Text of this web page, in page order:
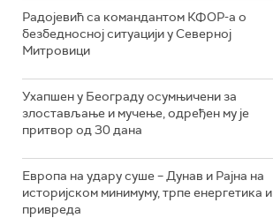
Радојевић са командантом КФОР-а о
безбедносној ситуацији у Северној
Митровици
Ухапшен у Београду осумњичени за
злостављање и мучење, одређен му је
притвор од 30 дана
Европа на удару суше – Дунав и Рајна на
историјском минимуму, трпе енергетика и
привреда